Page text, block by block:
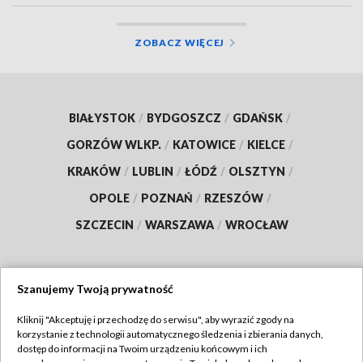
ZOBACZ WIĘCEJ
BIAŁYSTOK / BYDGOSZCZ / GDAŃSK /
GORZÓW WLKP. / KATOWICE / KIELCE /
KRAKÓW / LUBLIN / ŁÓDŹ / OLSZTYN /
OPOLE / POZNAŃ / RZESZÓW /
SZCZECIN / WARSZAWA / WROCŁAW
TVP
Szanujemy Twoją prywatność
Kliknij "Akceptuję i przechodzę do serwisu", aby wyrazić zgody na
korzystanie z technologii automatycznego śledzenia i zbierania danych,
dostęp do informacji na Twoim urządzeniu końcowym i ich